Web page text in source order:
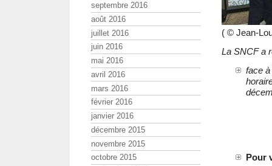
( © Jean-
La SNCF a
face à
Pour
septembre 2016
août 2016
juillet 2016
juin 2016
mai 2016
avril 2016
mars 2016
février 2016
janvier 2016
décembre 2015
novembre 2015
octobre 2015